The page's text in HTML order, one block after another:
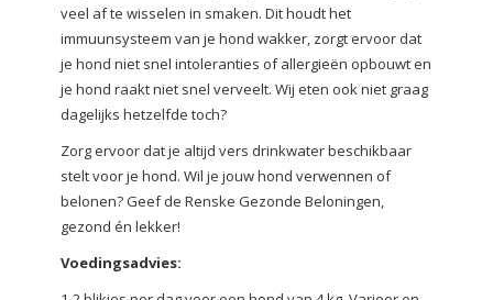
veel af te wisselen in smaken. Dit houdt het
immuunsysteem van je hond wakker, zorgt ervoor dat
je hond niet snel intoleranties of allergieën opbouwt en
je hond raakt niet snel verveelt. Wij eten ook niet graag
dagelijks hetzelfde toch?
Zorg ervoor dat je altijd vers drinkwater beschikbaar
stelt voor je hond. Wil je jouw hond verwennen of
belonen? Geef de Renske Gezonde Beloningen,
gezond én lekker!
Voedingsadvies: